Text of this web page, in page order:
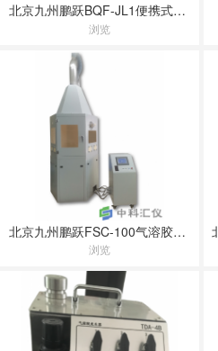
北京九州鹏跃BQF-JL1便携式气溶胶发生器
浏览
北京九州鹏跃FSC-100气溶胶发生仓
浏览